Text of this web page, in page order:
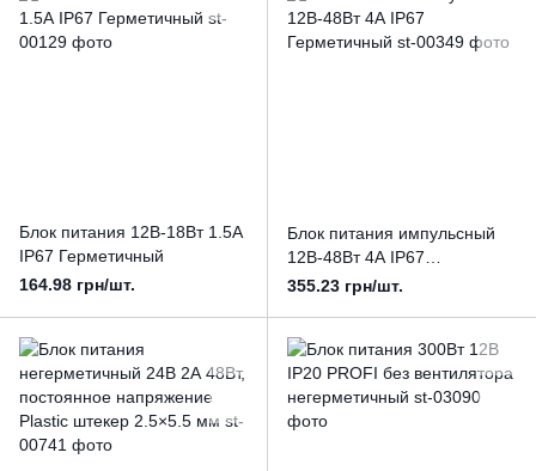
Блок питания 12В-18Вт 1.5А
IP67 Герметичный
164.98 грн/шт.
Блок питания импульсный
12В-48Вт 4А IP67
Герметичный
355.23 грн/шт.